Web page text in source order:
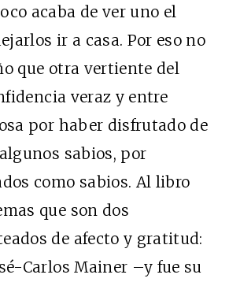
acaba de ver uno el
ir a casa. Por eso no
que otra vertiente del
veraz y entre
por haber disfrutado de
sabios, por
como sabios. Al libro
que son dos
de afecto y gratitud:
Carlos Mainer –y fue su